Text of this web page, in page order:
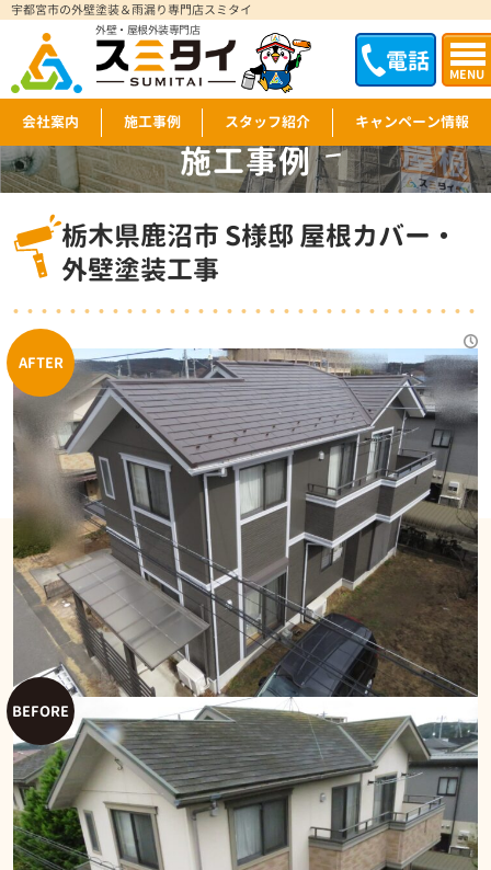
電話 MENU
宇都宮市の外壁塗装＆雨漏り専門店スミタイ
外壁・屋根外装専門店
会社案内 施工事例 スタッフ紹介 キャンペーン情報
施工事例
WORKS
栃木県鹿沼市 S様邸 屋根カバー・
外壁塗装工事